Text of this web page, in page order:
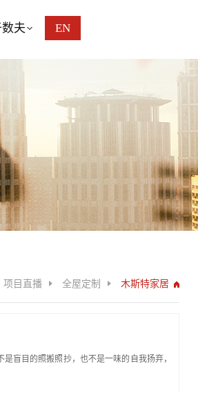
夫 EN
项目直播 全屋定制 木斯特家居
盲目的照搬照抄，也不是一味的自我扬弃，